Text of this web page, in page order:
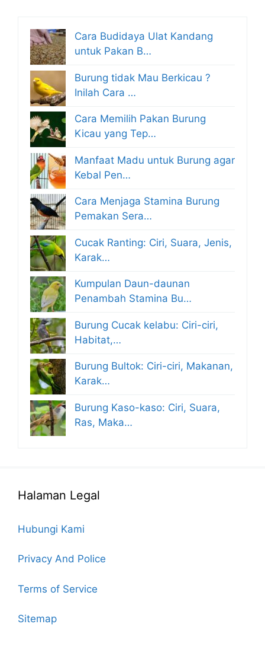
Cara Budidaya Ulat Kandang
untuk Pakan B…
Burung tidak Mau Berkicau ?
Inilah Cara …
Cara Memilih Pakan Burung
Kicau yang Tep…
Manfaat Madu untuk Burung agar
Kebal Pen…
Cara Menjaga Stamina Burung
Pemakan Sera…
Cucak Ranting: Ciri, Suara, Jenis,
Karak…
Kumpulan Daun-daunan
Penambah Stamina Bu…
Burung Cucak kelabu: Ciri-ciri,
Habitat,…
Burung Bultok: Ciri-ciri, Makanan,
Karak…
Burung Kaso-kaso: Ciri, Suara,
Ras, Maka…
Halaman Legal
Hubungi Kami
Privacy And Police
Terms of Service
Sitemap